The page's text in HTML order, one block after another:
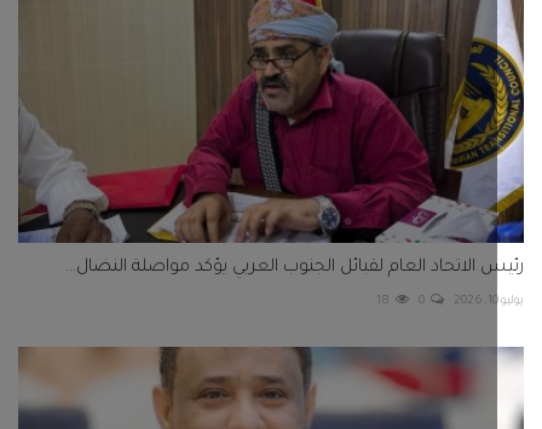
الاتحاد العام لقبائل الجنوب العربي يؤكد مواصلة النضال...
0
18